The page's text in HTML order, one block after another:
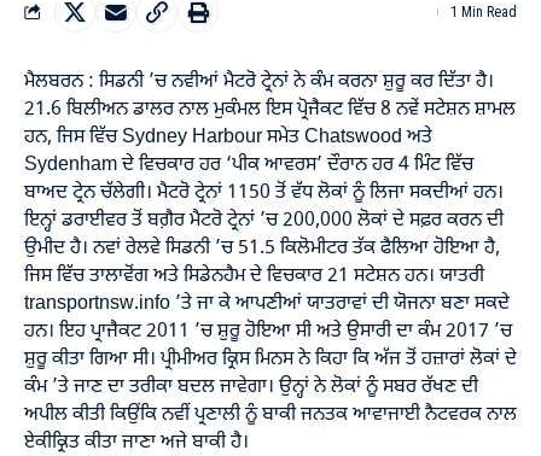
1 Min Read
ਮੈਲਬਰਨ : ਸਿਡਨੀ ’ਚ ਨਵੀਆਂ ਮੈਟਰੋ ਟ੍ਰੇਨਾਂ ਨੇ ਕੰਮ ਕਰਨਾ ਸ਼ੁਰੂ ਕਰ ਦਿੱਤਾ ਹੈ।
21.6 ਬਿਲੀਅਨ ਡਾਲਰ ਨਾਲ ਮੁਕੰਮਲ ਇਸ ਪ੍ਰੋਜੈਕਟ ਵਿੱਚ 8 ਨਵੇਂ ਸਟੇਸ਼ਨ ਸ਼ਾਮਲ
ਹਨ, ਜਿਸ ਵਿੱਚ Sydney Harbour ਸਮੇਤ Chatswood ਅਤੇ
Sydenham ਦੇ ਵਿਚਕਾਰ ਹਰ ‘ਪੀਕ ਆਵਰਸ’ ਦੌਰਾਨ ਹਰ 4 ਮਿੰਟ ਵਿੱਚ
ਬਾਅਦ ਟ੍ਰੇਨ ਚੱਲੇਗੀ। ਮੈਟਰੋ ਟ੍ਰੇਨਾਂ 1150 ਤੋਂ ਵੱਧ ਲੋਕਾਂ ਨੂੰ ਲਿਜਾ ਸਕਦੀਆਂ ਹਨ।
ਇਨ੍ਹਾਂ ਡਰਾਈਵਰ ਤੋਂ ਬਗ਼ੈਰ ਮੈਟਰੋ ਟ੍ਰੇਨਾਂ ’ਚ 200,000 ਲੋਕਾਂ ਦੇ ਸਫ਼ਰ ਕਰਨ ਦੀ
ਉਮੀਦ ਹੈ। ਨਵਾਂ ਰੇਲਵੇ ਸਿਡਨੀ ’ਚ 51.5 ਕਿਲੋਮੀਟਰ ਤੱਕ ਫੈਲਿਆ ਹੋਇਆ ਹੈ,
ਜਿਸ ਵਿੱਚ ਤਾਲਾਵੋਂਗ ਅਤੇ ਸਿਡੇਨਹੈਮ ਦੇ ਵਿਚਕਾਰ 21 ਸਟੇਸ਼ਨ ਹਨ। ਯਾਤਰੀ
transportnsw.info ’ਤੇ ਜਾ ਕੇ ਆਪਣੀਆਂ ਯਾਤਰਾਵਾਂ ਦੀ ਯੋਜਨਾ ਬਣਾ ਸਕਦੇ
ਹਨ। ਇਹ ਪ੍ਰਾਜੈਕਟ 2011 ’ਚ ਸ਼ੁਰੂ ਹੋਇਆ ਸੀ ਅਤੇ ਉਸਾਰੀ ਦਾ ਕੰਮ 2017 ’ਚ
ਸ਼ੁਰੂ ਕੀਤਾ ਗਿਆ ਸੀ। ਪ੍ਰੀਮੀਅਰ ਕ੍ਰਿਸ ਮਿਨਸ ਨੇ ਕਿਹਾ ਕਿ ਅੱਜ ਤੋਂ ਹਜ਼ਾਰਾਂ ਲੋਕਾਂ ਦੇ
ਕੰਮ ’ਤੇ ਜਾਣ ਦਾ ਤਰੀਕਾ ਬਦਲ ਜਾਵੇਗਾ। ਉਨ੍ਹਾਂ ਨੇ ਲੋਕਾਂ ਨੂੰ ਸਬਰ ਰੱਖਣ ਦੀ
ਅਪੀਲ ਕੀਤੀ ਕਿਉਂਕਿ ਨਵੀਂ ਪ੍ਰਣਾਲੀ ਨੂੰ ਬਾਕੀ ਜਨਤਕ ਆਵਾਜਾਈ ਨੈਟਵਰਕ ਨਾਲ
ਏਕੀਕ੍ਰਿਤ ਕੀਤਾ ਜਾਣਾ ਅਜੇ ਬਾਕੀ ਹੈ।